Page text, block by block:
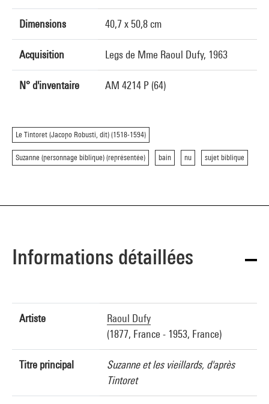
Dimensions 40,7 x 50,8 cm
Acquisition Legs de Mme Raoul Dufy, 1963
N° d'inventaire AM 4214 P (64)
Le Tintoret (Jacopo Robusti, dit) (1518-1594)
Suzanne (personnage biblique) (représentée) bain nu sujet biblique
Informations détaillées
Artiste
Raoul Dufy
(1877, France - 1953, France)
Titre principal
Suzanne et les vieillards, d'après
Tintoret